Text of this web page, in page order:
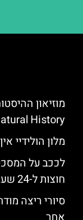
History)
מלון הולידיי
לככב על
חוצות ל-24 שעות
סיורי ריצה